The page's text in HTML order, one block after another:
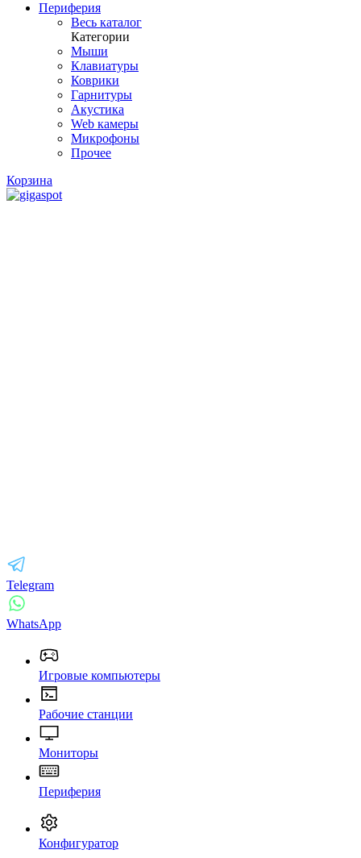
Периферия
Весь каталог
Категории
Мыши
Клавиатуры
Коврики
Гарнитуры
Акустика
Web камеры
Микрофоны
Прочее
Корзина
Telegram
WhatsApp
Игровые компьютеры
Рабочие станции
Мониторы
Периферия
Конфигуратор